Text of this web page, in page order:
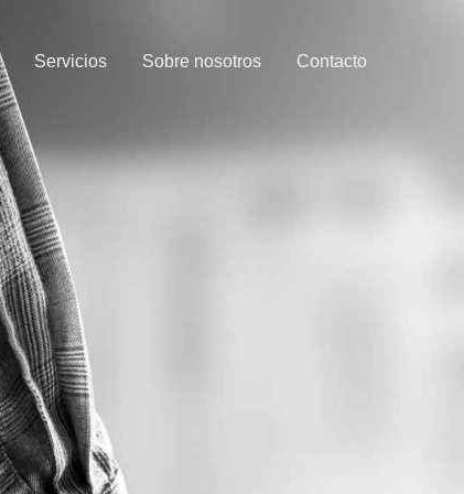
Servicios Sobre nosotros Contacto